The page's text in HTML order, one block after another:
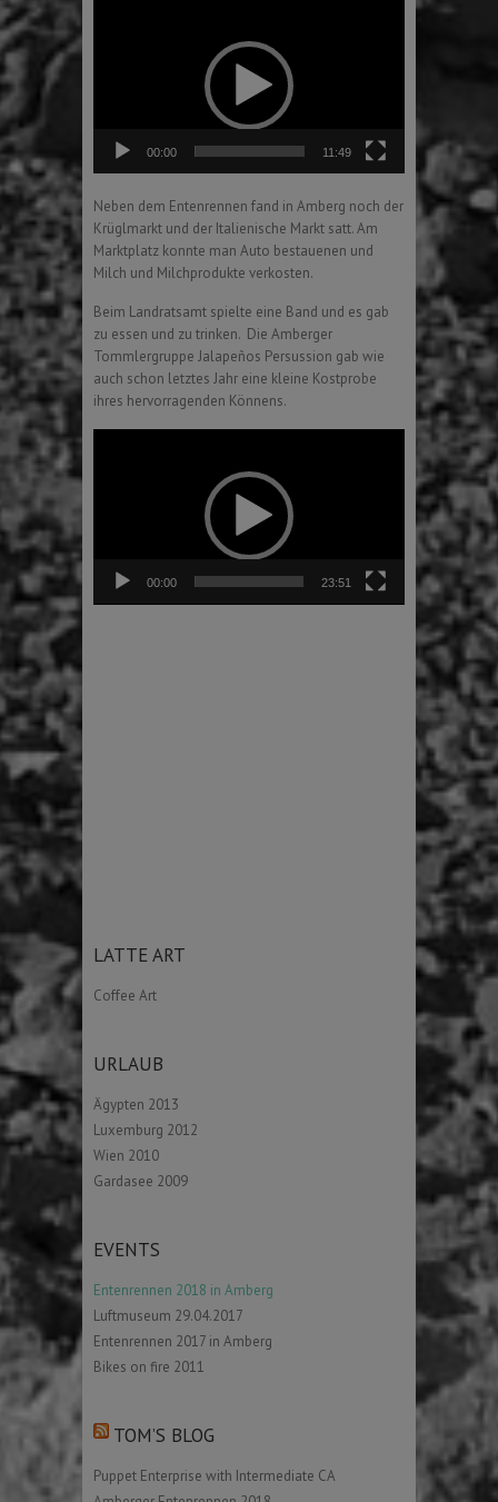
00:00 11:49
Neben dem Entenrennen fand in Amberg noch der
Krüglmarkt und der Italienische Markt satt. Am
Marktplatz konnte man Auto bestauenen und
Milch und Milchprodukte verkosten.
Beim Landratsamt spielte eine Band und es gab
zu essen und zu trinken. Die Amberger
Tommlergruppe Jalapeños Persussion gab wie
auch schon letztes Jahr eine kleine Kostprobe
ihres hervorragenden Könnens.
00:00 23:51
LATTE ART
Coffee Art
URLAUB
Ägypten 2013
Luxemburg 2012
Wien 2010
Gardasee 2009
EVENTS
Entenrennen 2018 in Amberg
Luftmuseum 29.04.2017
Entenrennen 2017 in Amberg
Bikes on fire 2011
TOM’S BLOG
Puppet Enterprise with Intermediate CA